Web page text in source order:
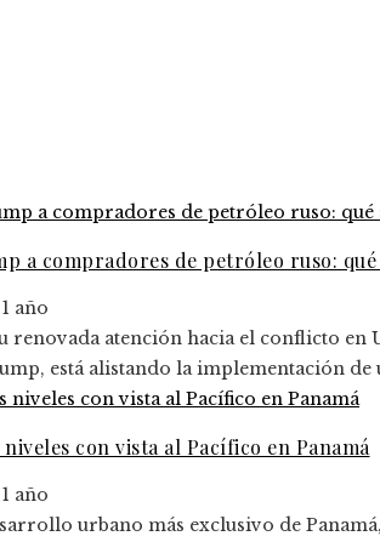
a compradores de petróleo ruso:
año
renovada atención hacia el conflicto en
está alistando la implementación de
con vista al Pacífico en Panamá
año
urbano más exclusivo de